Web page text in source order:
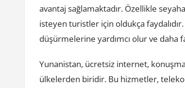
avantaj sağlamaktadır. Özellikle
isteyen turistler için oldukça
düşürmelerine yardımcı olur ve daha
Yunanistan, ücretsiz internet,
ülkelerden biridir. Bu hizmetler,